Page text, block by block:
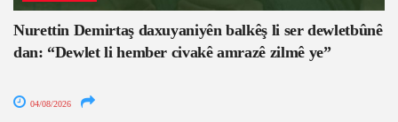
Nurettin Demirtaş daxuyaniyên balkêş li ser dewletbûnê
dan: “Dewlet li hember civakê amrazê zilmê ye”
04/08/2026